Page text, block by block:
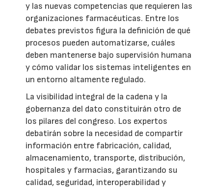
y las nuevas competencias que requieren las
organizaciones farmacéuticas. Entre los
debates previstos figura la definición de qué
procesos pueden automatizarse, cuáles
deben mantenerse bajo supervisión humana
y cómo validar los sistemas inteligentes en
un entorno altamente regulado.
La visibilidad integral de la cadena y la
gobernanza del dato constituirán otro de
los pilares del congreso. Los expertos
debatirán sobre la necesidad de compartir
información entre fabricación, calidad,
almacenamiento, transporte, distribución,
hospitales y farmacias, garantizando su
calidad, seguridad, interoperabilidad y